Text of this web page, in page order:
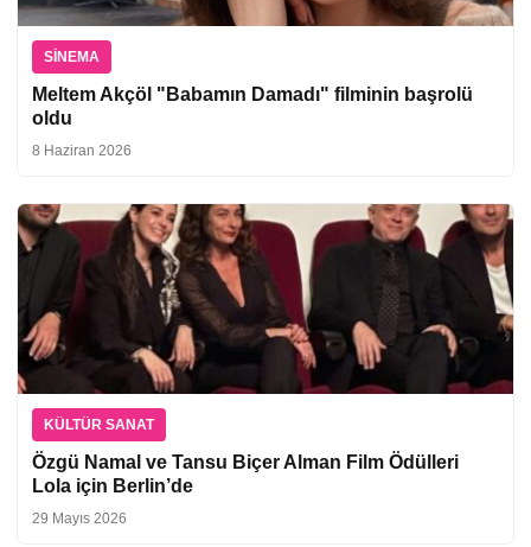
SINEMA
Meltem Akçöl "Babamın Damadı" filminin başrolü
oldu
8 Haziran 2026
KÜLTÜR SANAT
Özgü Namal ve Tansu Biçer Alman Film Ödülleri
Lola için Berlin’de
29 Mayıs 2026